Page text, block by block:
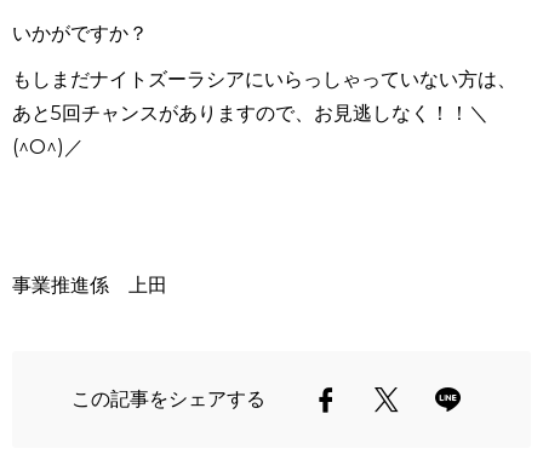
いかがですか？
もしまだナイトズーラシアにいらっしゃっていない方は、
あと5回チャンスがありますので、お見逃しなく！！＼
(^O^)／
事業推進係 上田
この記事をシェアする